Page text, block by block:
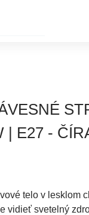
| E27 -
telo v lesklom
vidieť svetelný